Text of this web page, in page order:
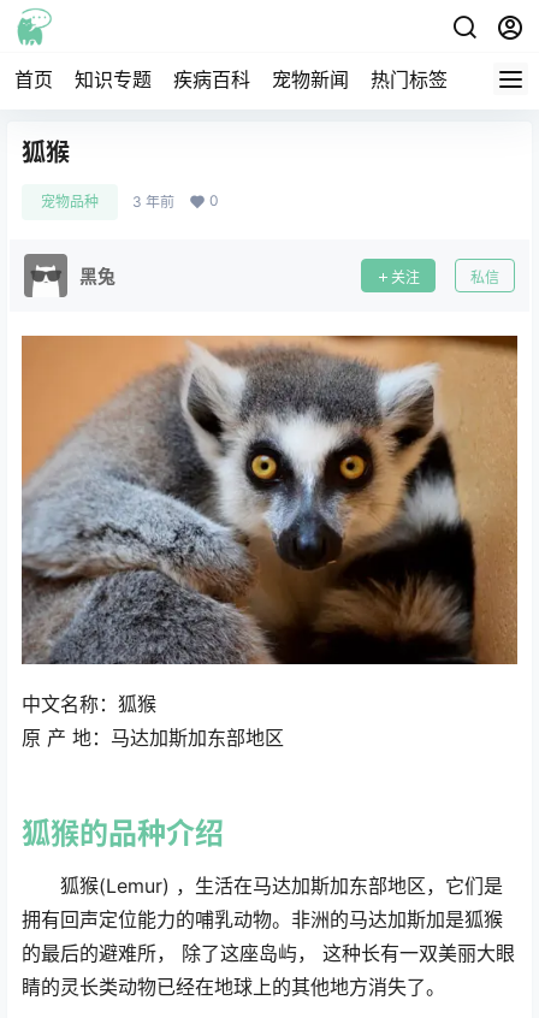
首页 知识专题 疾病百科 宠物新闻 热门标签 交流圈
器
狐猴
宠物品种 3 年前 0
黑兔 关注 私信
中文名称：狐猴
原 产 地：马达加斯加东部地区
狐猴的品种介绍
狐猴(Lemur) ，生活在马达加斯加东部地区，它们是
拥有回声定位能力的哺乳动物。非洲的马达加斯加是狐猴
的最后的避难所， 除了这座岛屿， 这种长有一双美丽大眼
睛的灵长类动物已经在地球上的其他地方消失了。